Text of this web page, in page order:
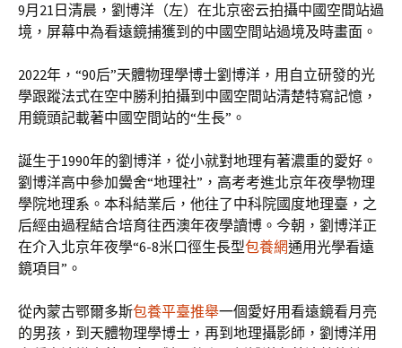
9月21日清晨，劉博洋（左）在北京密云拍攝中國空間站過
境，屏幕中為看遠鏡捕獲到的中國空間站過境及時畫面。
2022年，“90后”天體物理學博士劉博洋，用自立研發的光
學跟蹤法式在空中勝利拍攝到中國空間站清楚特寫記憶，
用鏡頭記載著中國空間站的“生長”。
誕生于1990年的劉博洋，從小就對地理有著濃重的愛好。
劉博洋高中參加黌舍“地理社”，高考考進北京年夜學物理
學院地理系。本科結業后，他往了中科院國度地理臺，之
后經由過程結合培育往西澳年夜學讀博。今朝，劉博洋正
在介入北京年夜學“6-8米口徑生長型包養網通用光學看遠
鏡項目”。
從內蒙古鄂爾多斯包養平臺推舉一個愛好用看遠鏡看月亮
的男孩，到天體物理學博士，再到地理攝影師，劉博洋用